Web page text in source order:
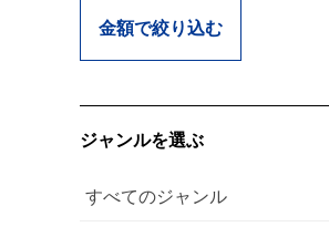
金額で絞り込む
ジャンルを選ぶ
すべてのジャンル